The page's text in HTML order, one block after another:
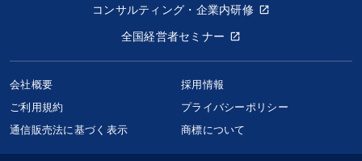
コンサルティング・企業内研修
全国経営者セミナー
会社概要
採用情報
ご利用規約
プライバシーポリシー
通信販売法に基づく表示
商標について
22,000円〜